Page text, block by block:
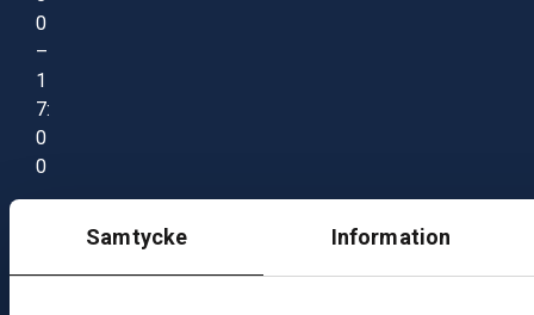
Samtycke Information
0
–
1
7:
0
0
ut